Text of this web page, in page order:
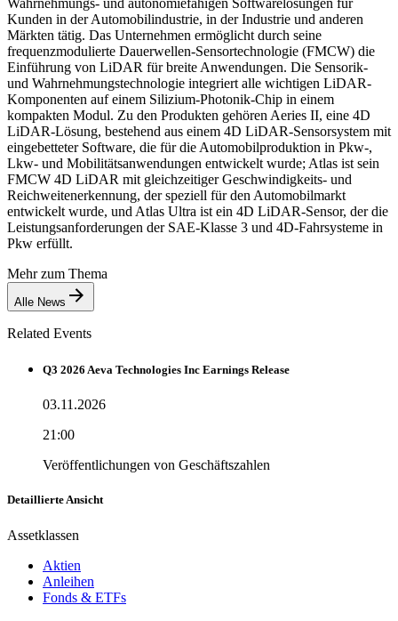
Kunden in der Automobilindustrie, in der Industrie und anderen
Märkten tätig. Das Unternehmen ermöglicht durch seine
frequenzmodulierte Dauerwellen-Sensortechnologie (FMCW) die
Einführung von LiDAR für breite Anwendungen. Die Sensorik-
und Wahrnehmungstechnologie integriert alle wichtigen LiDAR-
Komponenten auf einem Silizium-Photonik-Chip in einem
kompakten Modul. Zu den Produkten gehören Aeries II, eine 4D
LiDAR-Lösung, bestehend aus einem 4D LiDAR-Sensorsystem mit
eingebetteter Software, die für die Automobilproduktion in Pkw-,
Lkw- und Mobilitätsanwendungen entwickelt wurde; Atlas ist sein
FMCW 4D LiDAR mit gleichzeitiger Geschwindigkeits- und
Reichweitenerkennung, der speziell für den Automobilmarkt
entwickelt wurde, und Atlas Ultra ist ein 4D LiDAR-Sensor, der die
Leistungsanforderungen der SAE-Klasse 3 und 4D-Fahrsysteme in
Pkw erfüllt.
Mehr zum Thema
Alle News
Related Events
Q3 2026 Aeva Technologies Inc Earnings Release
03.11.2026
21:00
Veröffentlichungen von Geschäftszahlen
Detaillierte Ansicht
Assetklassen
Aktien
Anleihen
Fonds & ETFs